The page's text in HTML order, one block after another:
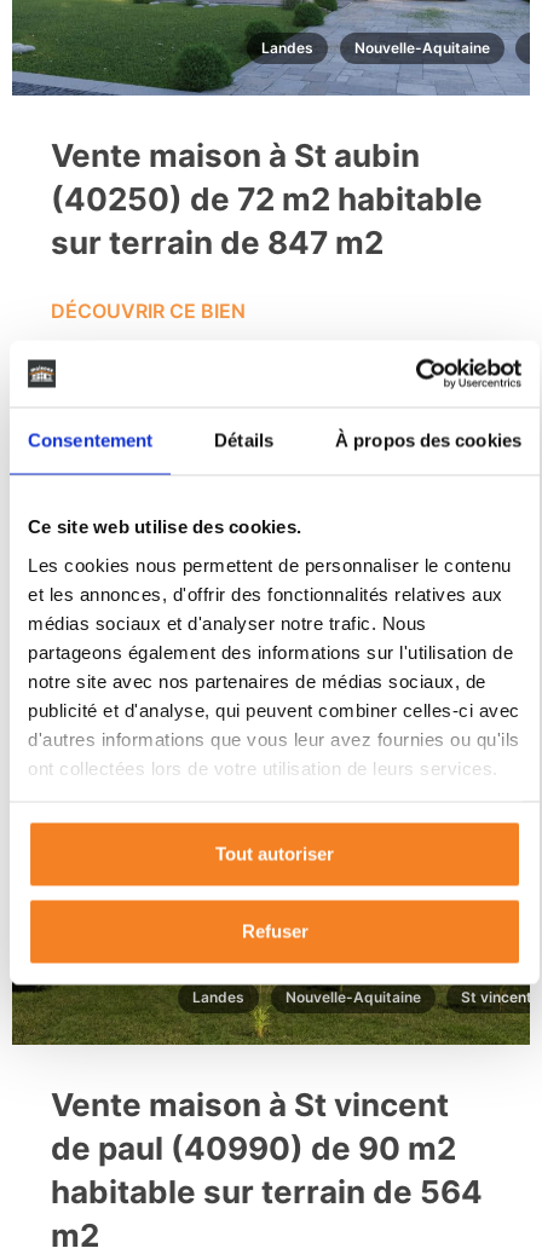
Consentement Détails À propos des cookies
Ce site web utilise des cookies.
Les cookies nous permettent de personnaliser le contenu
et les annonces, d'offrir des fonctionnalités relatives aux
médias sociaux et d'analyser notre trafic. Nous
partageons également des informations sur l'utilisation de
notre site avec nos partenaires de médias sociaux, de
publicité et d'analyse, qui peuvent combiner celles-ci avec
d'autres informations que vous leur avez fournies ou qu'ils
ont collectées lors de votre utilisation de leurs services.
Tout autoriser
Refuser
Landes Nouvelle-Aquitaine
Vente maison à St aubin
(40250) de 72 m2 habitable
sur terrain de 847 m2
DÉCOUVRIR CE BIEN
Landes Nouvelle-Aquitaine
DÉCOUVRIR CE BIEN
Landes Nouvelle-Aquitaine St vincent
Vente maison à St vincent
de paul (40990) de 90 m2
habitable sur terrain de 564
m2